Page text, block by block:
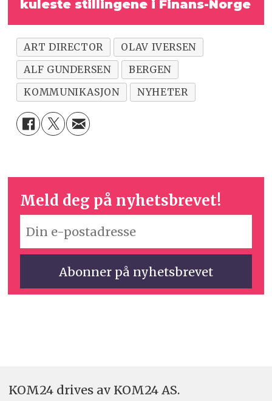
kuleste stillingene i Finans-Norge
ART DIRECTOR
OLAV IVERSEN
ALF GUNDERSEN
BERGEN
KOMMUNIKASJON
NYHETER
Meld deg på nyhetsbrevet!
KOM24 drives av KOM24 AS.